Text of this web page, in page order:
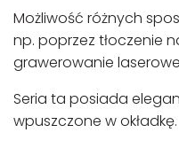
Możliwość różnych
np. poprzez tłoczenie
grawerowanie
Seria ta posiada
wpuszczone w okładkę.